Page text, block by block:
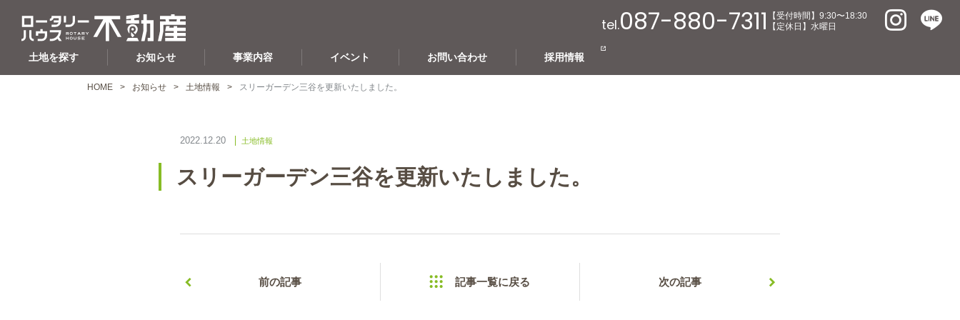
土地を探す お知らせ 事業内容 イベント お問い合わせ 採用情報
tel.087-880-7311
【受付時間】9:30〜18:30
【定休日】水曜日
HOME お知らせ 土地情報 スリーガーデン三谷を更新いたしました。
2022.12.20 土地情報
スリーガーデン三谷を更新いたしました。
前の記事 記事一覧に戻る 次の記事